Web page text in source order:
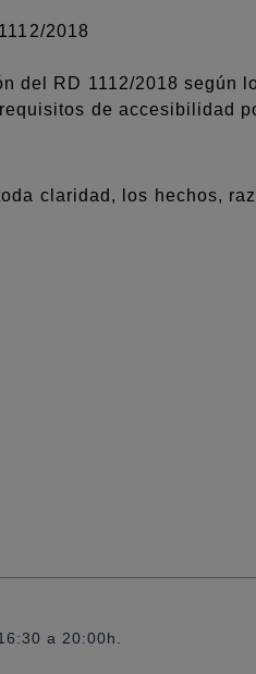
2018
del RD 1112/2018 según
de accesibilidad
claridad, los hechos,
a 20:00h.